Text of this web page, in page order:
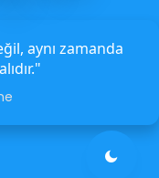
aynı zamanda